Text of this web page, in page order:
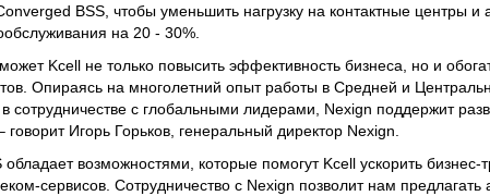
BSS, чтобы уменьшить нагрузку на контактные центры
на 20 - 30%.
Kсell не только повысить эффективность бизнеса, но и
Опираясь на многолетний опыт работы в Средней и
сотрудничестве с глобальными лидерами, Nexign поддержит
Игорь Горьков, генеральный директор Nexign.
возможностями, которые помогут Kcell ускорить
сервисов. Сотрудничество с Nexign позволит нам предлагать